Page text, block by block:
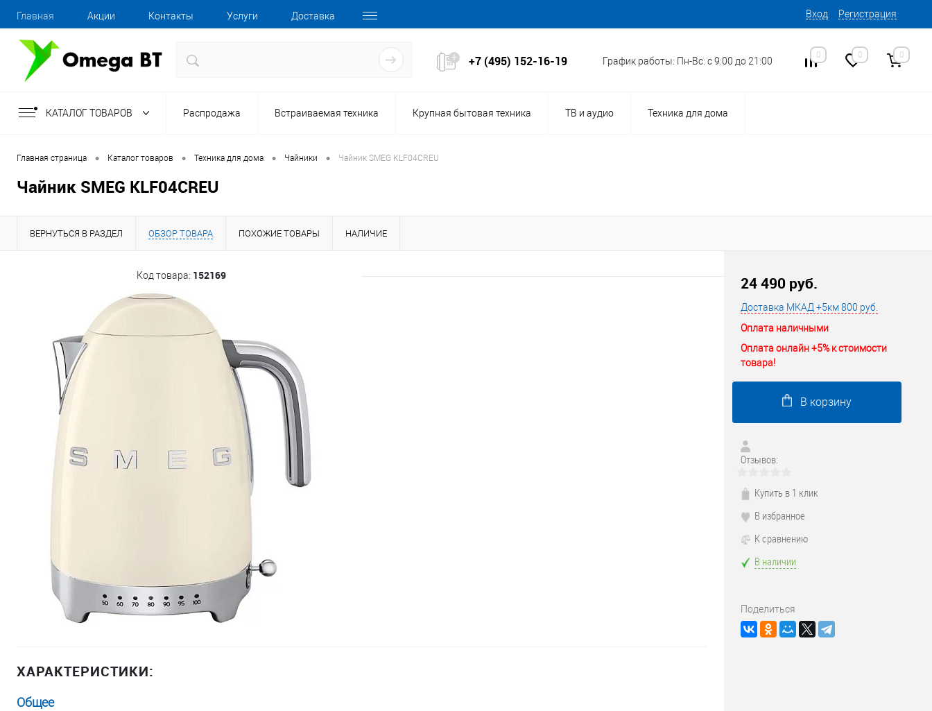
Главная Акции Контакты Услуги Доставка Вход Регистрация
+7 (495) 152-16-19 График работы: Пн-Вс: с 9:00 до 21:00
0 0 0
КАТАЛОГ ТОВАРОВ Распродажа Встраиваемая техника Крупная бытовая техника ТВ и аудио Техника для дома
Главная страница • Каталог товаров • Техника для дома • Чайники • Чайник SMEG KLF04CREU
Чайник SMEG KLF04CREU
ВЕРНУТЬСЯ В РАЗДЕЛ ОБЗОР ТОВАРА ПОХОЖИЕ ТОВАРЫ НАЛИЧИЕ
Код товара: 152169
ХАРАКТЕРИСТИКИ:
Общее
24 490 руб.
Доставка МКАД +5км 800 руб.
Оплата наличными
Оплата онлайн +5% к стоимости
товара!
В корзину
Отзывов:
Купить в 1 клик
В избранное
К сравнению
В наличии
Поделиться